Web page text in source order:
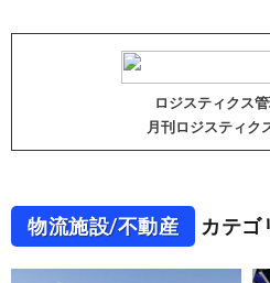
ロジスティクス
月刊ロジスティク
物流施設/不動産 カテゴ